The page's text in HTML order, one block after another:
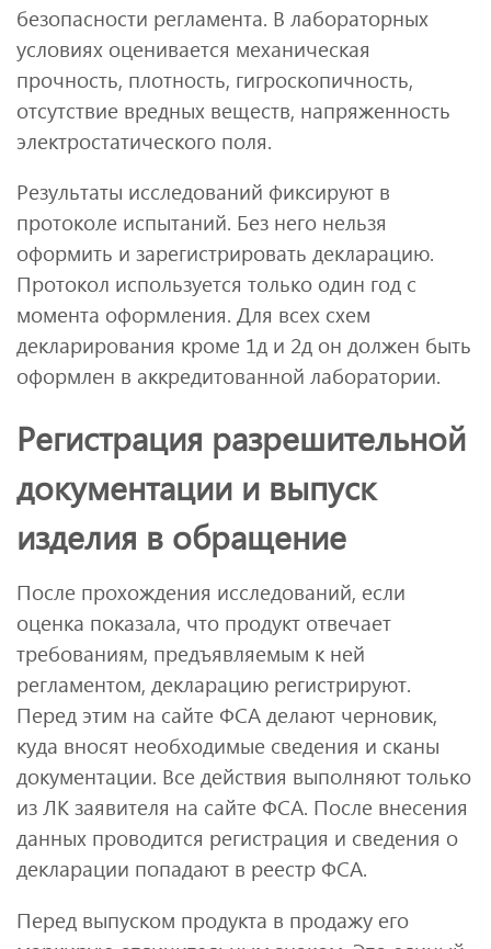
безопасности регламента. В лабораторных
условиях оценивается механическая
прочность, плотность, гигроскопичность,
отсутствие вредных веществ, напряженность
электростатического поля.
Результаты исследований фиксируют в
протоколе испытаний. Без него нельзя
оформить и зарегистрировать декларацию.
Протокол используется только один год с
момента оформления. Для всех схем
декларирования кроме 1д и 2д он должен быть
оформлен в аккредитованной лаборатории.
Регистрация разрешительной
документации и выпуск
изделия в обращение
После прохождения исследований, если
оценка показала, что продукт отвечает
требованиям, предъявляемым к ней
регламентом, декларацию регистрируют.
Перед этим на сайте ФСА делают черновик,
куда вносят необходимые сведения и сканы
документации. Все действия выполняют только
из ЛК заявителя на сайте ФСА. После внесения
данных проводится регистрация и сведения о
декларации попадают в реестр ФСА.
Перед выпуском продукта в продажу его